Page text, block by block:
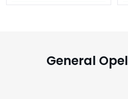
General Opel